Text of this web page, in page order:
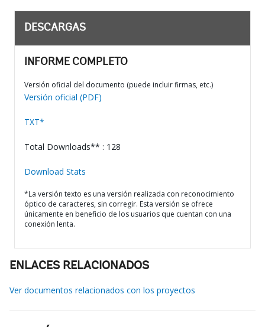
DESCARGAS
INFORME COMPLETO
Versión oficial del documento (puede incluir firmas, etc.)
Versión oficial (PDF)
TXT*
Total Downloads** : 128
Download Stats
*La versión texto es una versión realizada con reconocimiento
óptico de caracteres, sin corregir. Esta versión se ofrece
únicamente en beneficio de los usuarios que cuentan con una
conexión lenta.
ENLACES RELACIONADOS
Ver documentos relacionados con los proyectos